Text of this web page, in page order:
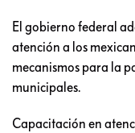
El gobierno federal
atención a los
mecanismos para la
municipales.
Capacitación en